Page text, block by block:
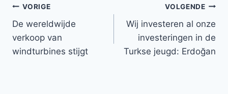
Bericht
navigatie
VORIGE
De wereldwijde
verkoop van
windturbines stijgt
VOLGENDE
Wij investeren al onze
investeringen in de
Turkse jeugd: Erdoğan